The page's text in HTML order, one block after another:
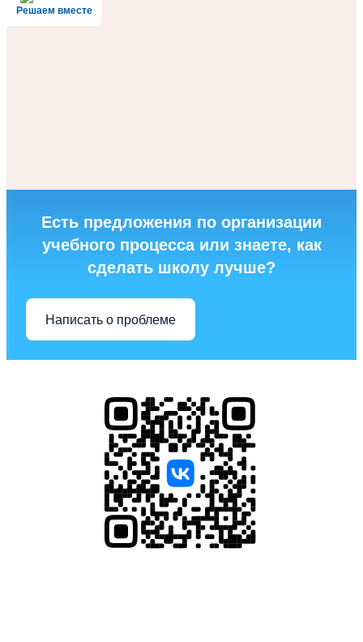
Решаем вместе
Есть предложения по организации
учебного процесса или знаете, как
сделать школу лучше?
Написать о проблеме